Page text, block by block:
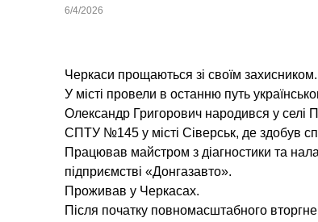
6/4/2026
Черкаси прощаються зі своїм захисником.
У місті провели в останню путь
Олександр Григорович народився у селі
СПТУ №145 у місті Сіверськ, де здобув
Працював майстром з діагностики та
підприємстві «Донгазавто».
Проживав у Черкасах.
Після початку повномасштабного